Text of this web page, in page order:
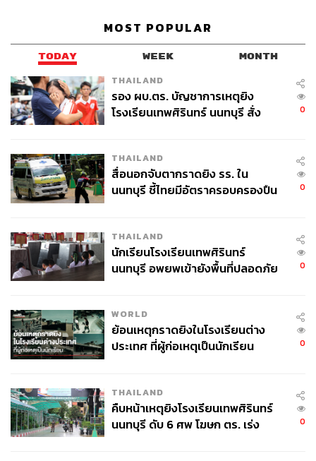
MOST POPULAR
TODAY WEEK MONTH
THAILAND
รอง ผบ.ตร. บัญชาการเหตุยิง
โรงเรียนเทพศิรินทร์ นนทบุรี สั่ง
0
THAILAND
สื่อนอกจับตากราดยิง รร. ใน
นนทบุรี ชี้ไทยมีอัตราครอบครองปืน
0
THAILAND
นักเรียนโรงเรียนเทพศิรินทร์
นนทบุรี อพยพเข้ายังพื้นที่ปลอดภัย
0
WORLD
ย้อนเหตุกราดยิงในโรงเรียนต่าง
ประเทศ ที่ผู้ก่อเหตุเป็นนักเรียน
0
THAILAND
คืบหน้าเหตุยิงโรงเรียนเทพศิรินทร์
นนทบุรี ดับ 6 ศพ โฆษก ตร. เร่ง
0